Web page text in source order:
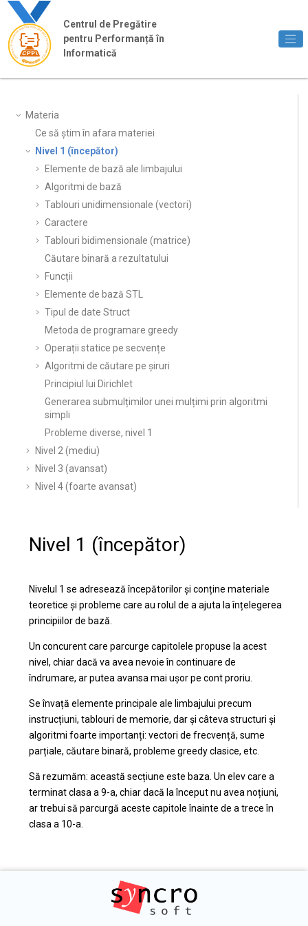
Jump to main content
Centrul de Pregătire
pentru Performanță în
Informatică
Materia
Ce să știm în afara materiei
Nivel 1 (începător)
Elemente de bază ale limbajului
Algoritmi de bază
Tablouri unidimensionale (vectori)
Caractere
Tablouri bidimensionale (matrice)
Căutare binară a rezultatului
Funcții
Elemente de bază STL
Tipul de date Struct
Metoda de programare greedy
Operații statice pe secvențe
Algoritmi de căutare pe șiruri
Principiul lui Dirichlet
Generarea submulțimilor unei mulțimi prin algoritmi
simpli
Probleme diverse, nivel 1
Nivel 2 (mediu)
Nivel 3 (avansat)
Nivel 4 (foarte avansat)
Nivel 1 (începător)
Nivelul 1 se adresează începătorilor și conține materiale
teoretice și probleme care au rolul de a ajuta la înțelegerea
principiilor de bază.
Un concurent care parcurge capitolele propuse la acest
nivel, chiar dacă va avea nevoie în continuare de
îndrumare, ar putea avansa mai ușor pe cont proriu.
Se învață elemente principale ale limbajului precum
instrucțiuni, tablouri de memorie, dar și câteva structuri și
algoritmi foarte importanți: vectori de frecvență, sume
parțiale, căutare binară, probleme greedy clasice, etc.
Să rezumăm: această secțiune este baza. Un elev care a
terminat clasa a 9-a, chiar dacă la început nu avea noțiuni,
ar trebui să parcurgă aceste capitole înainte de a trece în
clasa a 10-a.